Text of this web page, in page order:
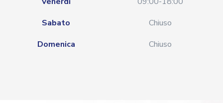
Sabato
Chiuso
Domenica
Chiuso